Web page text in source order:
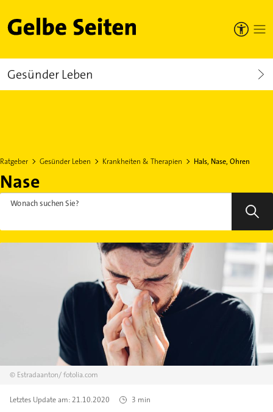
Gelbe Seiten
Gesünder Leben
Ratgeber Gesünder Leben Krankheiten & Therapien Hals, Nase, Ohren
Nase
Wonach suchen Sie?
© Estradaanton/fotolia.com
Letztes Update am:21.10.2020 3 min